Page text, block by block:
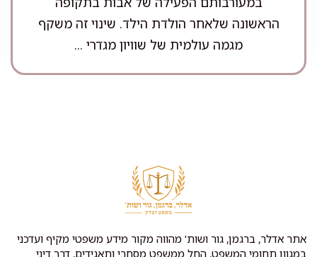
הראשונה שלאחר הולדת הילד. שינוי זה משקף
מגמה עולמית של שוויון מגדרי ...
אתר אדלר, ברגמן, גור ושות' מהווה מקור מידע משפטי מקיף ועדכני
במגוון תחומי המשפט, החל ממשפט מסחרי ותאגידים, דרך דיני